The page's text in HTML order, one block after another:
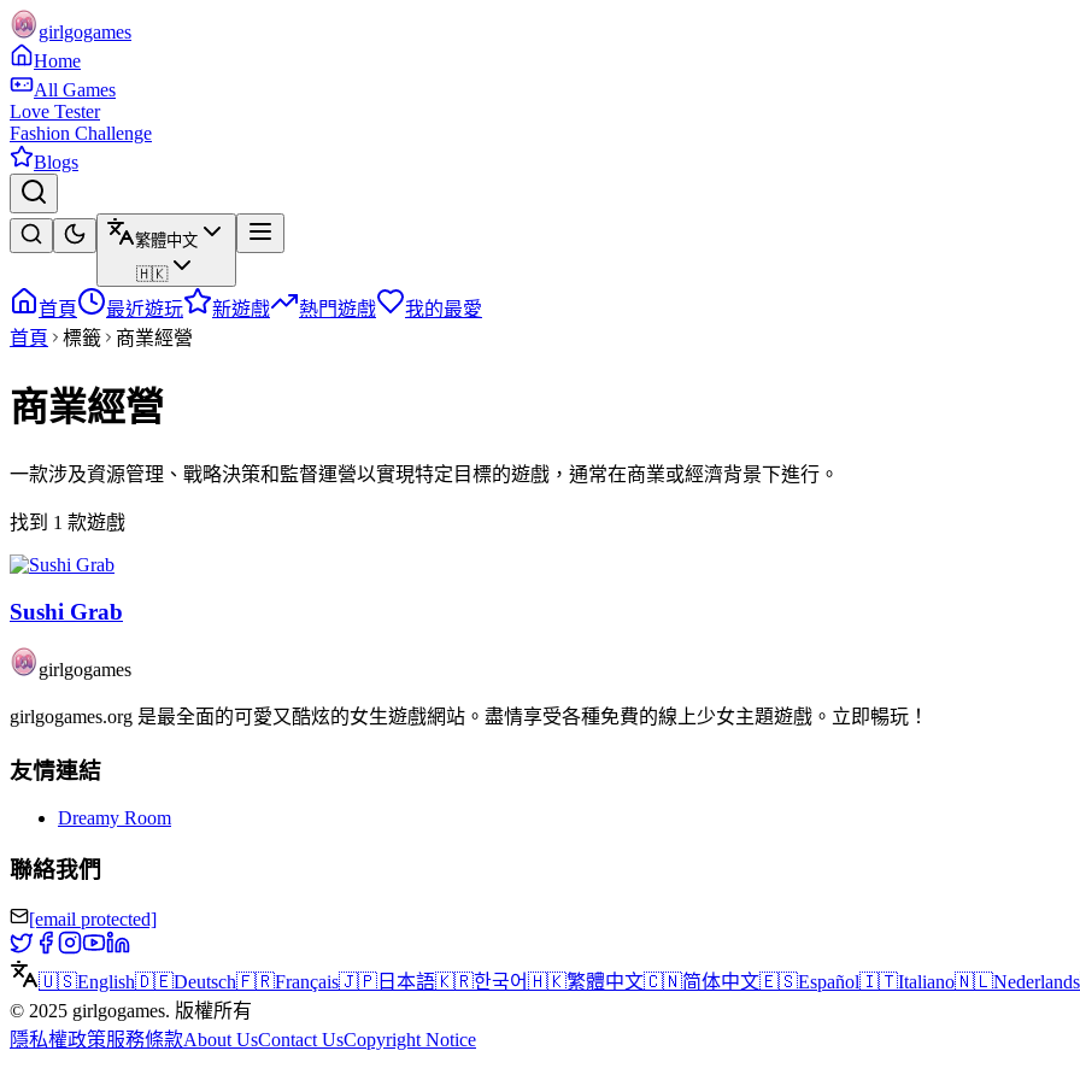
girlgogames
Home
All Games
Love Tester
Fashion Challenge
Blogs
繁體中文
🇭🇰
首頁 最近遊玩 新遊戲 熱門遊戲
我的最愛
首頁
標籤 商業經營
商業經營
一款涉及資源管理、戰略決策和監督運營以實現特定目標的遊戲，通常在商業或經濟背景下進行。
找到 1 款遊戲
Sushi Grab
girlgogames
girlgogames.org 是最全面的可愛又酷炫的女生遊戲網站。盡情享受各種免費的線上少女主題遊戲。立即暢玩！
友情連結
Dreamy Room
聯絡我們
[email protected]
🇺🇸English🇩🇪Deutsch🇫🇷Français🇯🇵 日本語🇰🇷한국어🇭🇰繁體中文🇨🇳简体中文🇪🇸Español🇮🇹Italiano🇳🇱Nederlands
© 2025 girlgogames. 版權所有
隱私權政策服務條款About UsContact UsCopyright Notice